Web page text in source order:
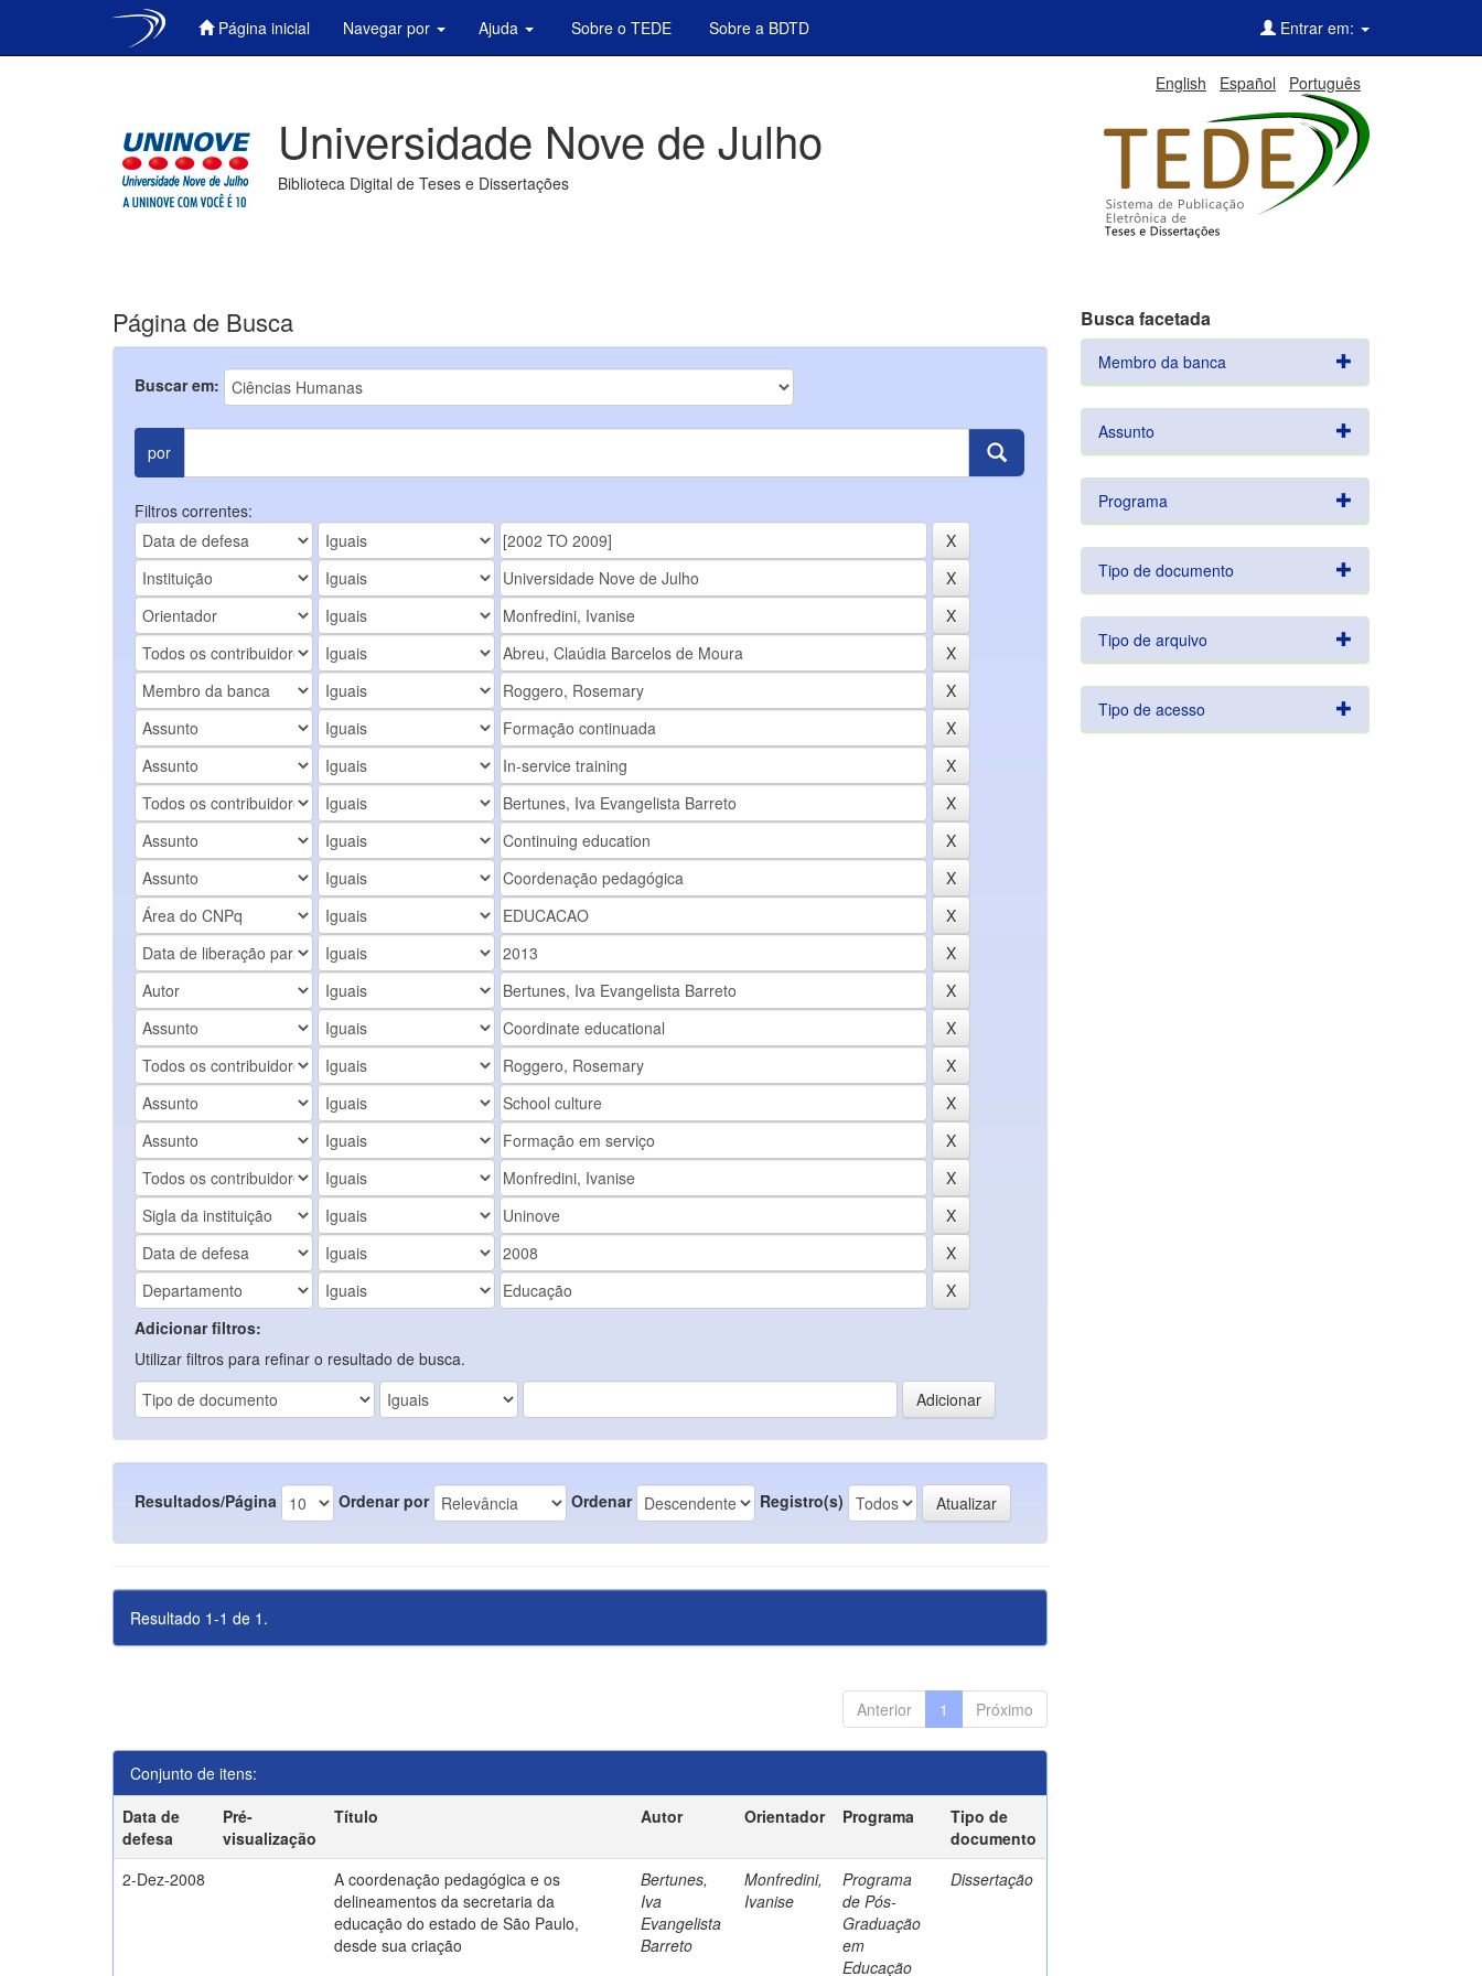
Página inicial Navegar por Ajuda Sobre o TEDE Sobre a BDTD Entrar em:
English Español Português
Universidade Nove de Julho
Biblioteca Digital de Teses e Dissertações
Página de Busca
Buscar em:
por
Filtros correntes:
Adicionar filtros:
Utilizar filtros para refinar o resultado de busca.
Resultados/Página Ordenar por Ordenar Registro(s)
Resultado 1-1 de 1.
Anterior 1 Próximo
Conjunto de itens:
Data de
defesa
Pré-
visualização
Título Autor Orientador Programa
Tipo de
documento
2-Dez-2008
A coordenação pedagógica e os
delineamentos da secretaria da
educação do estado de São Paulo,
desde sua criação
Bertunes,
Iva
Evangelista
Barreto
Monfredini,
Ivanise
Programa
de Pós-
Graduação
em
Educação
Dissertação
Busca facetada
Membro da banca
Assunto
Programa
Tipo de documento
Tipo de arquivo
Tipo de acesso